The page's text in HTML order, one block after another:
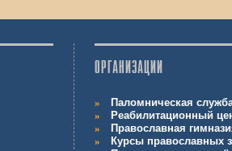
ОРГАНИЗАЦИИ
Паломническая
Реабилитационный
Православная
Курсы православных